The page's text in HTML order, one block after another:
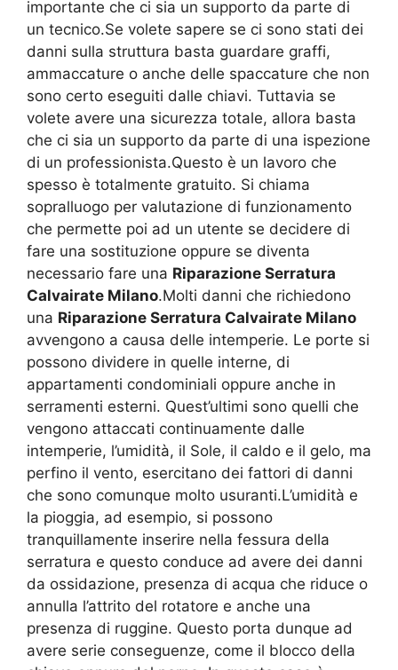
importante che ci sia un supporto da parte di
un tecnico.Se volete sapere se ci sono stati dei
danni sulla struttura basta guardare graffi,
ammaccature o anche delle spaccature che non
sono certo eseguiti dalle chiavi. Tuttavia se
volete avere una sicurezza totale, allora basta
che ci sia un supporto da parte di una ispezione
di un professionista.Questo è un lavoro che
spesso è totalmente gratuito. Si chiama
sopralluogo per valutazione di funzionamento
che permette poi ad un utente se decidere di
fare una sostituzione oppure se diventa
necessario fare una Riparazione Serratura
Calvairate Milano.Molti danni che richiedono
una Riparazione Serratura Calvairate Milano
avvengono a causa delle intemperie. Le porte si
possono dividere in quelle interne, di
appartamenti condominiali oppure anche in
serramenti esterni. Quest’ultimi sono quelli che
vengono attaccati continuamente dalle
intemperie, l’umidità, il Sole, il caldo e il gelo, ma
perfino il vento, esercitano dei fattori di danni
che sono comunque molto usuranti.L’umidità e
la pioggia, ad esempio, si possono
tranquillamente inserire nella fessura della
serratura e questo conduce ad avere dei danni
da ossidazione, presenza di acqua che riduce o
annulla l’attrito del rotatore e anche una
presenza di ruggine. Questo porta dunque ad
avere serie conseguenze, come il blocco della